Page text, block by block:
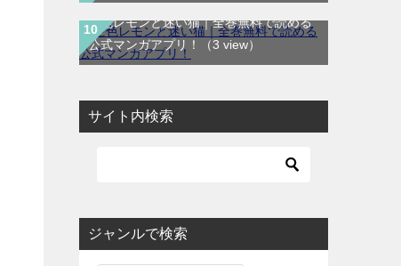
空色レモンと迷い猫｜全巻無料で読める
公式マンガアプリ！
（3 view）
サイト内検索
ジャンルで検索